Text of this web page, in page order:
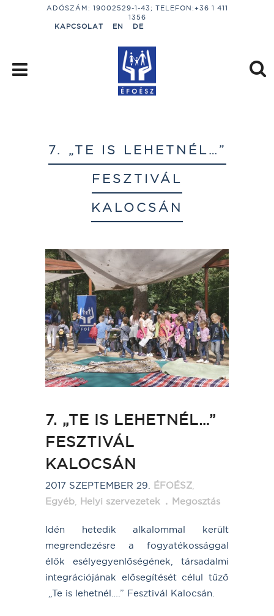
ADÓSZÁM: 19002529-1-43; TELEFON:+36 1 411
1356
KAPCSOLAT
EN DE
7. „TE IS LEHETNÉL…”
FESZTIVÁL
KALOCSÁN
7. „TE IS LEHETNÉL…”
FESZTIVÁL
KALOCSÁN
2017 SZEPTEMBER 29. ÉFOÉSZ,
Egyéb, Helyi szervezetek Megosztás
Idén hetedik alkalommal került
megrendezésre a fogyatékossággal
élők esélyegyenlőségének, társadalmi
integrációjának elősegítését célul tűző
„Te is lehetnél….” Fesztivál Kalocsán.